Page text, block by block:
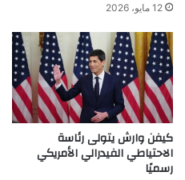
12 مايو، 2026
كيفن وارش يتولى رئاسة
الاحتياطي الفيدرالي الأمريكي
رسميًا